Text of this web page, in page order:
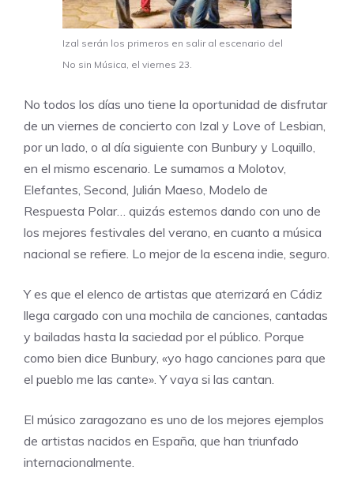
Izal serán los primeros en salir al escenario del
No sin Música, el viernes 23.
No todos los días uno tiene la oportunidad de disfrutar
de un viernes de concierto con Izal y Love of Lesbian,
por un lado, o al día siguiente con Bunbury y Loquillo,
en el mismo escenario. Le sumamos a Molotov,
Elefantes, Second, Julián Maeso, Modelo de
Respuesta Polar… quizás estemos dando con uno de
los mejores festivales del verano, en cuanto a música
nacional se refiere. Lo mejor de la escena indie, seguro.
Y es que el elenco de artistas que aterrizará en Cádiz
llega cargado con una mochila de canciones, cantadas
y bailadas hasta la saciedad por el público. Porque
como bien dice Bunbury, «yo hago canciones para que
el pueblo me las cante». Y vaya si las cantan.
El músico zaragozano es uno de los mejores ejemplos
de artistas nacidos en España, que han triunfado
internacionalmente.